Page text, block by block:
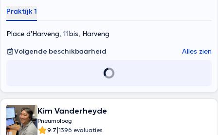
Praktijk 1
Place d'Harveng, 11bis, Harveng
Volgende beschikbaarheid
Alles zien
Kim Vanderheyde
Pneumoloog
9.7|1396 evaluaties